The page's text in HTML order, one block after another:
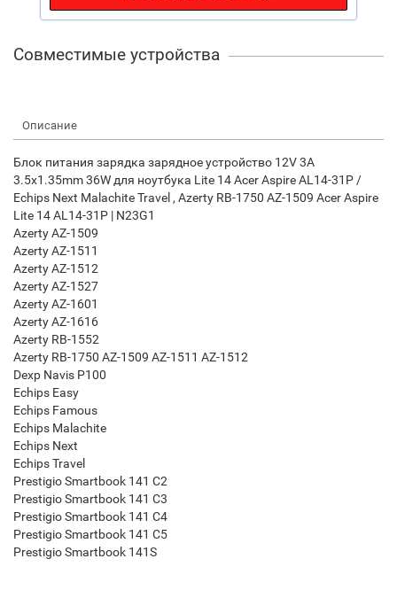
Совместимые устройства
Описание
Блок питания зарядка зарядное устройство 12V 3A
3.5x1.35mm 36W для ноутбука Lite 14 Acer Aspire AL14-31P /
Echips Next Malachite Travel , Azerty RB-1750 AZ-1509 Acer Aspire
Lite 14 AL14-31P | N23G1
Azerty AZ-1509
Azerty AZ-1511
Azerty AZ-1512
Azerty AZ-1527
Azerty AZ-1601
Azerty AZ-1616
Azerty RB-1552
Azerty RB-1750 AZ-1509 AZ-1511 AZ-1512
Dexp Navis P100
Echips Easy
Echips Famous
Echips Malachite
Echips Next
Echips Travel
Prestigio Smartbook 141 C2
Prestigio Smartbook 141 C3
Prestigio Smartbook 141 C4
Prestigio Smartbook 141 C5
Prestigio Smartbook 141S